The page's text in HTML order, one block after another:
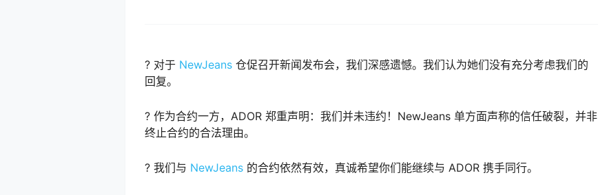
? 对于 NewJeans 仓促召开新闻发布会，我们深感遗憾。我们认为她们没有充分考虑我们的
回复。
? 作为合约一方，ADOR 郑重声明：我们并未违约！NewJeans 单方面声称的信任破裂，并非
终止合约的合法理由。
? 我们与 NewJeans 的合约依然有效，真诚希望你们能继续与 ADOR 携手同行。